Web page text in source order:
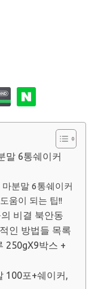
말 6통쉐이커
분말 6통쉐이커
움이 되는 팁!!
비결 북안동
인 방법들 목록
250gX9박스 +
100포+쉐이커,